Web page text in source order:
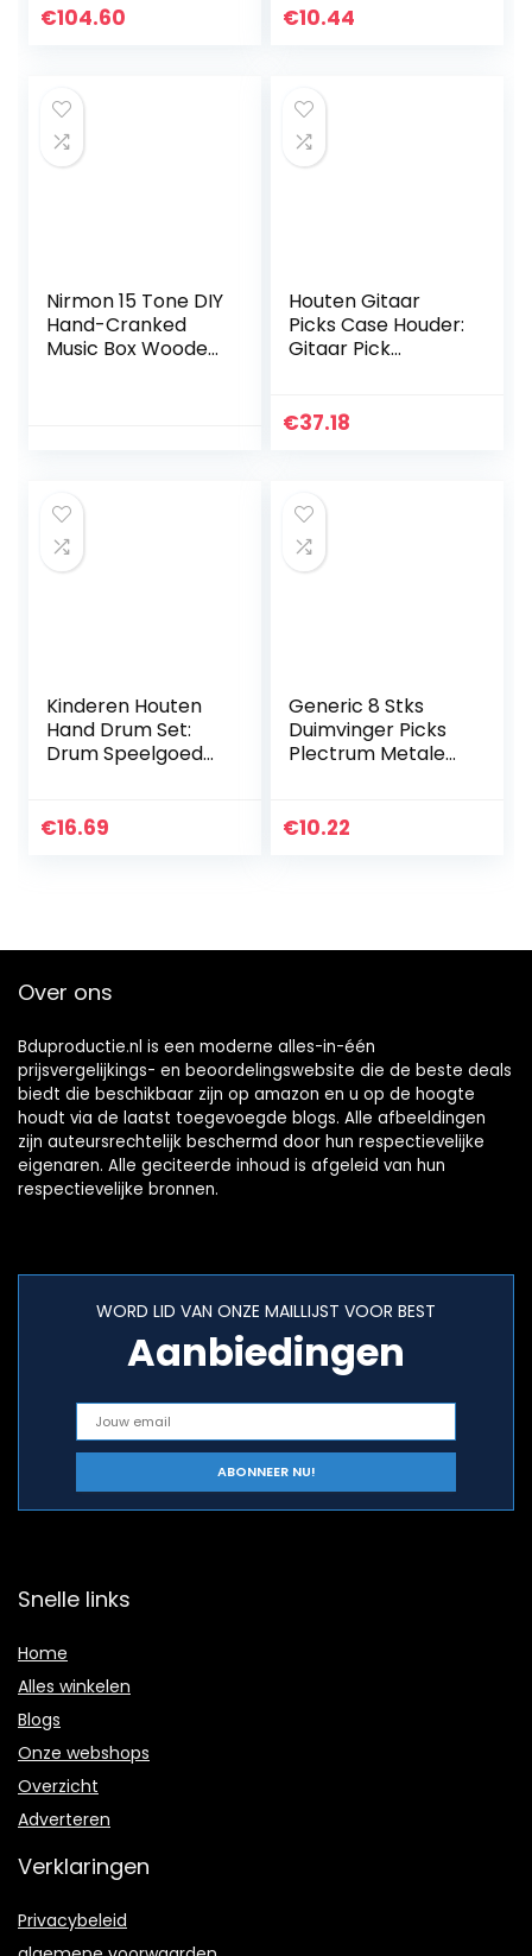
Gitaar
€104.60
Picks Pipa
€10.44
Nirmon 15 Tone DIY
Hand-Cranked
Music Box Wooden
Houten Gitaar
Picks Case Houder:
Gitaar Pick
Container Voor
€37.18
Kinderen Houten
Hand Drum Set:
Drum Speelgoed
Muzikaal
€16.69
Generic 8 Stks
Duimvinger Picks
Plectrum Metalen
Roestvrijstalen
€10.22
Over ons
Bduproductie.nl is een moderne alles-in-één
prijsvergelijkings- en beoordelingswebsite die de beste deals
biedt die beschikbaar zijn op amazon en u op de hoogte
houdt via de laatst toegevoegde blogs. Alle afbeeldingen
zijn auteursrechtelijk beschermd door hun respectievelijke
eigenaren. Alle geciteerde inhoud is afgeleid van hun
respectievelijke bronnen.
WORD LID VAN ONZE MAILLIJST VOOR BEST
Aanbiedingen
Snelle links
Home
Alles winkelen
Blogs
Onze webshops
Overzicht
Adverteren
Verklaringen
Privacybeleid